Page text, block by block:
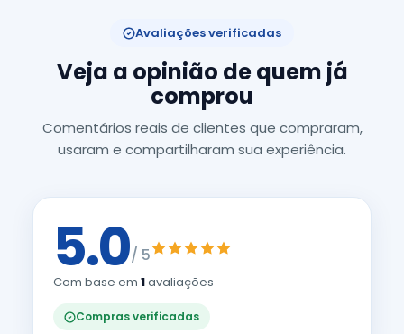
Avaliações verificadas
Veja a opinião de quem já
comprou
Comentários reais de clientes que compraram,
usaram e compartilharam sua experiência.
5.0/ 5
Com base em 1avaliações
Compras verificadas